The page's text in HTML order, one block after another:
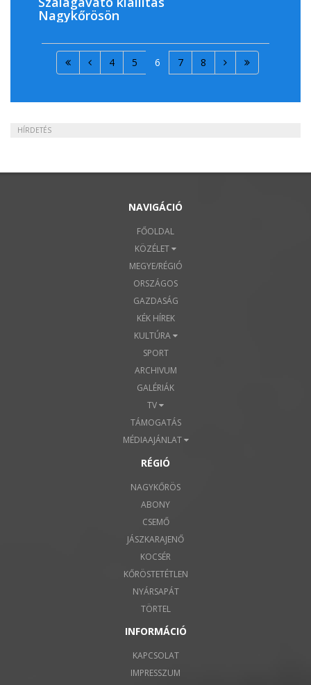
Nagykőrösön
4 5 6 7 8
HÍRDETÉS
NAVIGÁCIÓ
FŐOLDAL
KÖZÉLET
MEGYE/RÉGIÓ
ORSZÁGOS
GAZDASÁG
KÉK HÍREK
KULTÚRA
SPORT
ARCHIVUM
GALÉRIÁK
TV
TÁMOGATÁS
MÉDIAAJÁNLAT
RÉGIÓ
NAGYKŐRÖS
ABONY
CSEMŐ
JÁSZKARAJENŐ
KOCSÉR
KŐRÖSTETÉTLEN
NYÁRSAPÁT
TÖRTEL
INFORMÁCIÓ
KAPCSOLAT
IMPRESSZUM